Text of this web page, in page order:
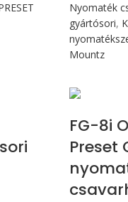
Nyomaték
gyártósori,
Mountz
FG-8i
Preset